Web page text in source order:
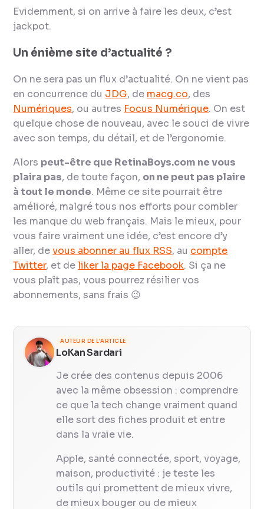
Evidemment, si on arrive à faire les deux, c’est
jackpot.
Un énième site d’actualité ?
On ne sera pas un flux d’actualité. On ne vient pas
en concurrence du JDG, de macg.co, des
Numériques, ou autres Focus Numérique. On est
quelque chose de nouveau, avec le souci de vivre
avec son temps, du détail, et de l’ergonomie.
Alors peut-être que RetinaBoys.com ne vous
plaira pas, de toute façon, on ne peut pas plaire
à tout le monde. Même ce site pourrait être
amélioré, malgré tous nos efforts pour combler
les manque du web français. Mais le mieux, pour
vous faire vraiment une idée, c’est encore d’y
aller, devous abonner au flux RSS, au compte
Twitter, et deliker la page Facebook. Si ça ne
vous plaît pas, vous pourrez résilier vos
abonnements, sans frais 😉
AUTEUR DE L'ARTICLE
LoKan Sardari
Je crée des contenus depuis 2006
avec la même obsession : comprendre
ce que la tech change vraiment quand
elle sort des fiches produit et entre
dans la vraie vie.
Apple, santé connectée, sport, voyage,
maison, productivité : je teste les
outils qui promettent de mieux vivre,
de mieux bouger ou de mieux